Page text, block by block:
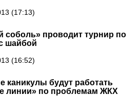
(17:13)
соболь» проводит турнир по
шайбой
(16:52)
каникулы будут работать
линии» по проблемам ЖКХ